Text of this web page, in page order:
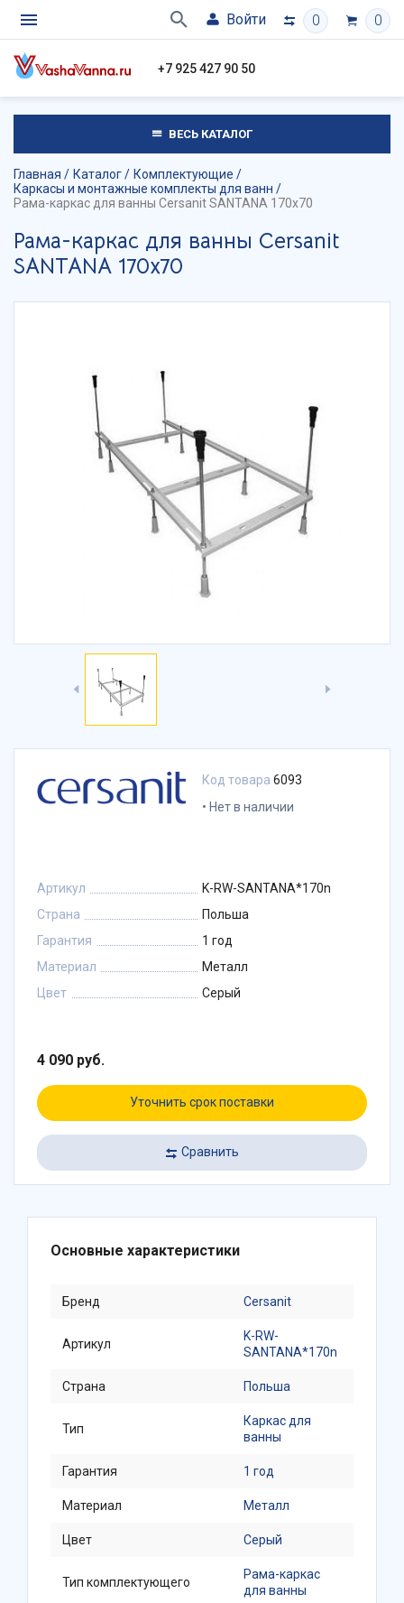
Войти 0 0
+7 925 427 90 50
ВЕСЬ КАТАЛОГ
Главная Каталог
Комплектующие
Каркасы и монтажные комплекты для ванн
Рама-каркас для ванны Cersanit SANTANA 170х70
Рама-каркас для ванны Cersanit
SANTANA 170х70
Код товара 6093
Нет в наличии
Артикул
K-RW-SANTANA*170n
Страна
Польша
Гарантия
1 год
Материал
Металл
Цвет
Серый
4 090 руб.
Уточнить срок поставки
Сравнить
Основные характеристики
Бренд Cersanit
Артикул
K-RW-
SANTANA*170n
Страна Польша
Тип
Каркас для
ванны
Гарантия 1 год
Материал Металл
Цвет Серый
Тип комплектующего
Рама-каркас
для ванны